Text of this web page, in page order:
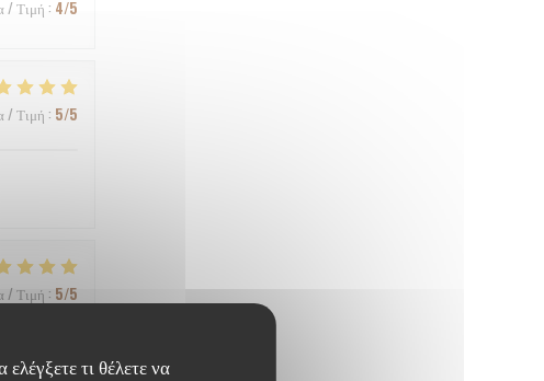
τι θέλετε να
/ Τιμή : 4/5
/ Τιμή : 5/5
/ Τιμή : 5/5